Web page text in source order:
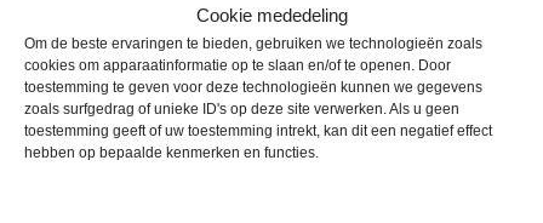
Cookie mededeling
Om de beste ervaringen te bieden, gebruiken we technologieën zoals
cookies om apparaatinformatie op te slaan en/of te openen. Door
toestemming te geven voor deze technologieën kunnen we gegevens
zoals surfgedrag of unieke ID's op deze site verwerken. Als u geen
toestemming geeft of uw toestemming intrekt, kan dit een negatief effect
hebben op bepaalde kenmerken en functies.
Gewicht 0,0 kg
Garantie 1 maand
Conditie Gebruikt